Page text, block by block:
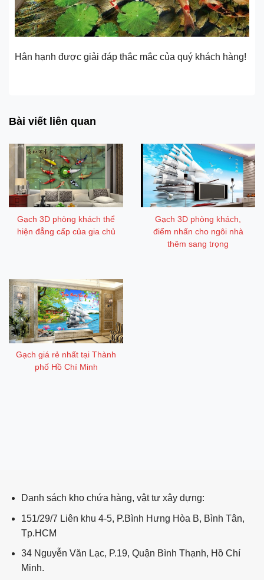
Hân hạnh được giải đáp thắc mắc của quý khách hàng!
Bài viết liên quan
Gạch 3D phòng khách thể
hiện đẳng cấp của gia chủ
Gạch 3D phòng khách,
điểm nhấn cho ngôi nhà
thêm sang trọng
Gạch giá rẻ nhất tại Thành
phố Hồ Chí Minh
Danh sách kho chứa hàng, vật tư xây dựng:
151/29/7 Liên khu 4-5, P.Bình Hưng Hòa B, Bình Tân,
Tp.HCM
34 Nguyễn Văn Lạc, P.19, Quận Bình Thạnh, Hồ Chí
Minh.